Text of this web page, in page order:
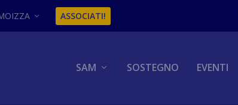
ASSOCIATI!
SAM SOSTEGNO EVENTI